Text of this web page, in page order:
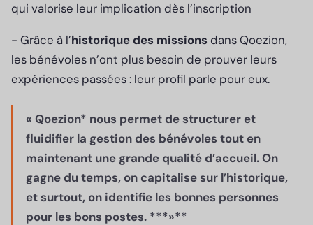
qui valorise leur implication dès l’inscription
- Grâce à l’historique des missions dans Qoezion,
les bénévoles n’ont plus besoin de prouver leurs
expériences passées : leur profil parle pour eux.
« Qoezion* nous permet de structurer et
fluidifier la gestion des bénévoles tout en
maintenant une grande qualité d’accueil. On
gagne du temps, on capitalise sur l’historique,
et surtout, on identifie les bonnes personnes
pour les bons postes. ***»**